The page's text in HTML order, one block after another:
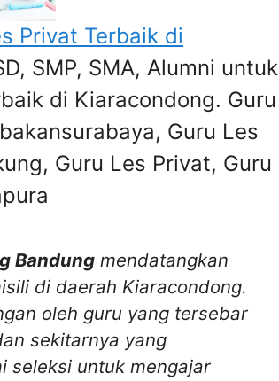
Privat Terbaik di
SMP, SMA, Alumni untuk
di Kiaracondong. Guru
Guru Les
Guru Les Privat, Guru
Bandung mendatangkan
di daerah Kiaracondong.
oleh guru yang tersebar
sekitarnya yang
seleksi untuk mengajar